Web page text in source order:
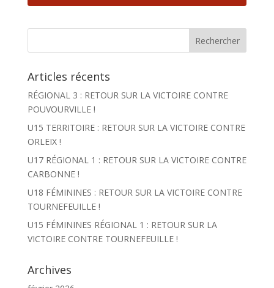
Articles récents
RÉGIONAL 3 : RETOUR SUR LA VICTOIRE CONTRE
POUVOURVILLE !
U15 TERRITOIRE : RETOUR SUR LA VICTOIRE CONTRE
ORLEIX !
U17 RÉGIONAL 1 : RETOUR SUR LA VICTOIRE CONTRE
CARBONNE !
U18 FÉMININES : RETOUR SUR LA VICTOIRE CONTRE
TOURNEFEUILLE !
U15 FÉMININES RÉGIONAL 1 : RETOUR SUR LA
VICTOIRE CONTRE TOURNEFEUILLE !
Archives